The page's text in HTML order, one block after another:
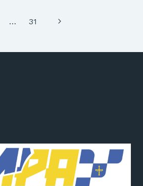
… 31
Siguiente